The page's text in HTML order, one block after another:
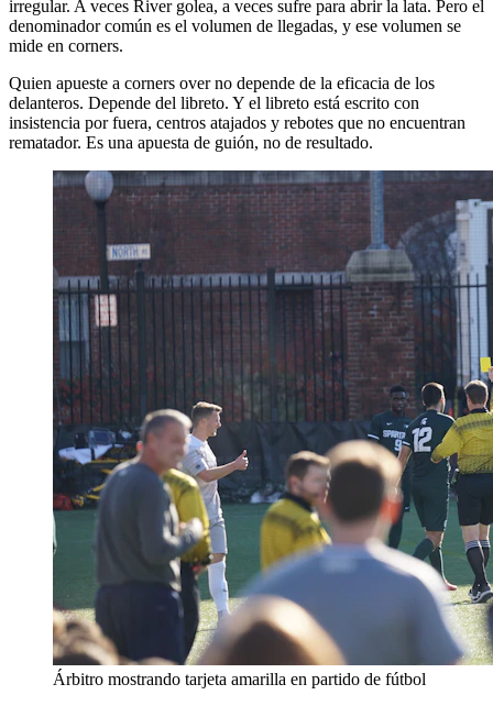
irregular. A veces River golea, a veces sufre para abrir la lata. Pero el
denominador común es el volumen de llegadas, y ese volumen se
mide en corners.
Quien apueste a corners over no depende de la eficacia de los
delanteros. Depende del libreto. Y el libreto está escrito con
insistencia por fuera, centros atajados y rebotes que no encuentran
rematador. Es una apuesta de guión, no de resultado.
Árbitro mostrando tarjeta amarilla en partido de fútbol